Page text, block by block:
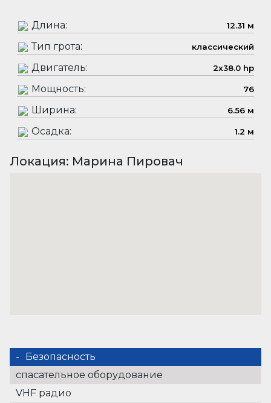
Длина: 12.31 м
Тип грота: классический
Двигатель: 2x38.0 hp
Мощность: 76
Ширина: 6.56 м
Осадка: 1.2 м
Локация: Марина Пировач
Безопасность
спасательное оборудование
VHF радио